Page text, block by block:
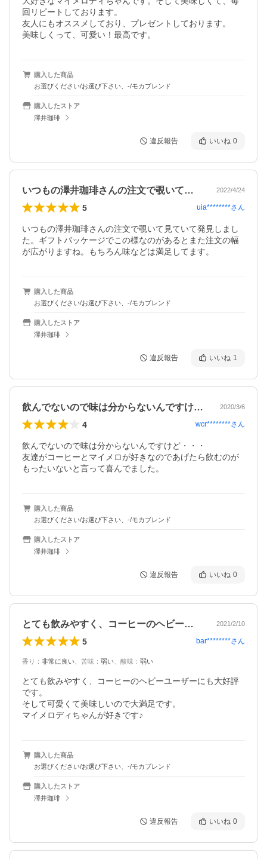
回リピートしております。
友人にもオススメしており、プレゼントしております。
美味しくって、可愛い！最高です。
購入した商品
お選びください/お選び下さい、-/モカブレンド
購入したストア
澤井珈琲
違反報告 いいね 0
いつもの澤井珈琲さんの注文で覗いて見て… 2022/4/24
5 uia********さん
いつもの澤井珈琲さんの注文で覗いて見ていて発見しまし
た。ギフトパッケージでこの様なのがあるとまた注文の幅
が広がりますね。もちろん味などは満足してます。
購入した商品
お選びください/お選び下さい、-/モカブレンド
購入したストア
澤井珈琲
違反報告 いいね 1
飲んでないので味は分からないんですけど… 2020/3/6
4 wcr********さん
飲んでないので味は分からないんですけど・・・
友達がコーヒーとマイメロが好きなのであげたら飲むのが
もったいないと言って喜んでました。
購入した商品
お選びください/お選び下さい、-/モカブレンド
購入したストア
澤井珈琲
違反報告 いいね 0
とても飲みやすく、コーヒーのヘビーユー… 2021/2/10
5 bar********さん
香り ： 非常に良い 苦味 ： 弱い 酸味 ： 弱い
とても飲みやすく、コーヒーのヘビーユーザーにも大好評
です。
そして可愛くて美味しいので大満足です。
マイメロディちゃんが好きです♪
購入した商品
お選びください/お選び下さい、-/モカブレンド
購入したストア
澤井珈琲
違反報告 いいね 0